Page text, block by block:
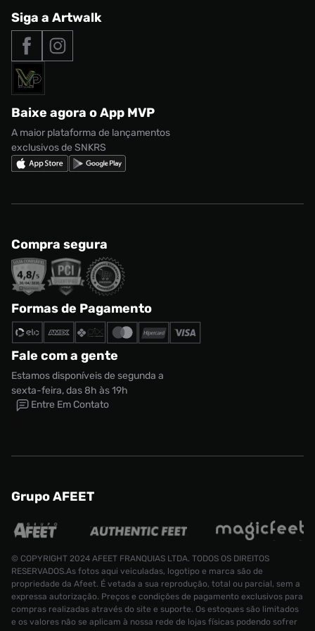
Outlet
Roupas
Acessórios
Marcas
adidas Samba
Nike Air Max
adidas Adi2000
adidas Campus
Nike Shox
Seja um franqueado
Nossas lojas
Termos de uso
Política de privacidade
Regulamento CRM/ CASHBACK
Regulamento Cupom
Central de Relacionamento
Tipos de entrega
Formas de Pagamento
Solicite seus dados
Siga a Artwalk
Baixe agora o App MVP
A maior plataforma de lançamentos
exclusivos de SNKRS
Compra segura
Formas de Pagamento
Fale com a gente
Estamos disponíveis de segunda a
sexta-feira, das 8h às 19h
Entre Em Contato
Grupo AFEET
© COPYRIGHT 2024 AFEET FRANQUIAS LTDA. TODOS OS DIREITOS
RESERVADOS.As fotos aqui veiculadas, logotipo e marca são de
propriedade da Afeet. É vetada a sua reprodução, total ou parcial, sem a
expressa autorização. Preços e condições de pagamento exclusivos para
compras realizadas através do site e suporte. Os estoques são limitados
e os valores não se aplicam à nossa rede de lojas físicas podendo sofrer